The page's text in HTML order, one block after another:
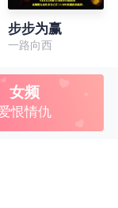
步步为赢
一路向西
女频
恨情仇